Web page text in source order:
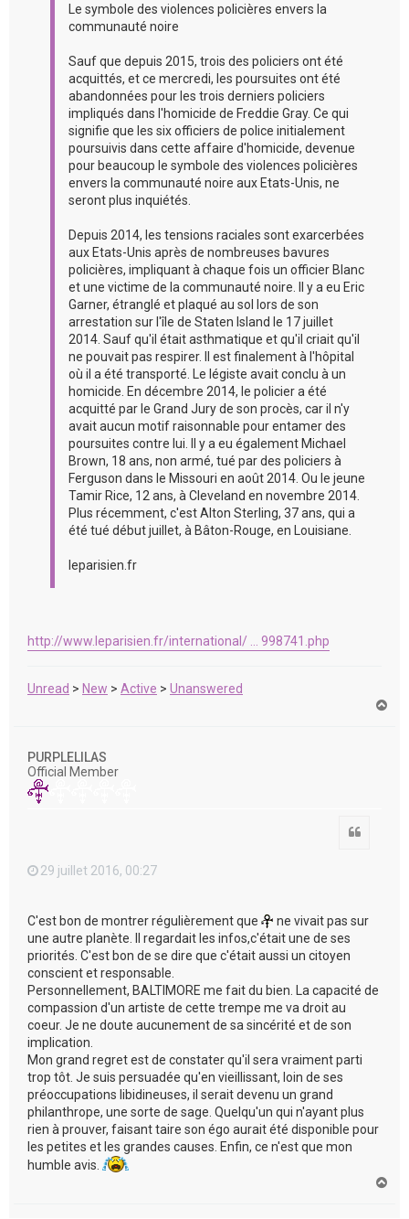
Le symbole des violences policières envers la
communauté noire
Sauf que depuis 2015, trois des policiers ont été
acquittés, et ce mercredi, les poursuites ont été
abandonnées pour les trois derniers policiers
impliqués dans l'homicide de Freddie Gray. Ce qui
signifie que les six officiers de police initialement
poursuivis dans cette affaire d'homicide, devenue
pour beaucoup le symbole des violences policières
envers la communauté noire aux Etats-Unis, ne
seront plus inquiétés.
Depuis 2014, les tensions raciales sont exarcerbées
aux Etats-Unis après de nombreuses bavures
policières, impliquant à chaque fois un officier Blanc
et une victime de la communauté noire. Il y a eu Eric
Garner, étranglé et plaqué au sol lors de son
arrestation sur l'île de Staten Island le 17 juillet
2014. Sauf qu'il était asthmatique et qu'il criait qu'il
ne pouvait pas respirer. Il est finalement à l'hôpital
où il a été transporté. Le légiste avait conclu à un
homicide. En décembre 2014, le policier a été
acquitté par le Grand Jury de son procès, car il n'y
avait aucun motif raisonnable pour entamer des
poursuites contre lui. Il y a eu également Michael
Brown, 18 ans, non armé, tué par des policiers à
Ferguson dans le Missouri en août 2014. Ou le jeune
Tamir Rice, 12 ans, à Cleveland en novembre 2014.
Plus récemment, c'est Alton Sterling, 37 ans, qui a
été tué début juillet, à Bâton-Rouge, en Louisiane.
leparisien.fr
http://www.leparisien.fr/international/ ... 998741.php
Unread > New > Active > Unanswered
PURPLELILAS
Official Member
29 juillet 2016, 00:27
C'est bon de montrer régulièrement que
ne vivait pas sur
une autre planète. Il regardait les infos,c'était une de ses
priorités. C'est bon de se dire que c'était aussi un citoyen
conscient et responsable.
Personnellement, BALTIMORE me fait du bien. La capacité de
compassion d'un artiste de cette trempe me va droit au
coeur. Je ne doute aucunement de sa sincérité et de son
implication.
Mon grand regret est de constater qu'il sera vraiment parti
trop tôt. Je suis persuadée qu'en vieillissant, loin de ses
préoccupations libidineuses, il serait devenu un grand
philanthrope, une sorte de sage. Quelqu'un qui n'ayant plus
rien à prouver, faisant taire son égo aurait été disponible pour
les petites et les grandes causes. Enfin, ce n'est que mon
humble avis.